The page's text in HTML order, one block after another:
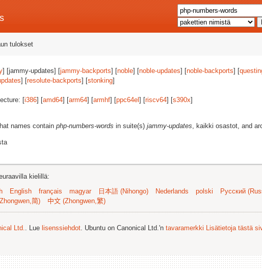
tulokset
] [jammy-updates] [jammy-backports] [noble] [noble-updates] [noble-backports] [
] [resolute-backports] [stonking]
[i386] [amd64] [arm64] [armhf] [ppc64el ] [riscv64] [s390x]
names contain php-numbers-words in suite(s) jammy-updates, kaikki osastot, and
kielillä:
English français magyar 日本語 (Nihongo) Nederlands polski Русский
简) 中文 (Zhongwen,繁)
Ltd.. Lue lisenssiehdot. Ubuntu on Canonical Ltd.'n tavaramerkki Lisätietoja tästä